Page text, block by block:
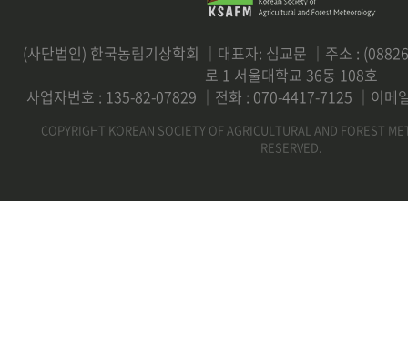
(사단법인) 한국농림기상학회 ｜대표자: 심교문 ｜주소 :
로 1 서울대학교 36동 108호
사업자번호 : 135-82-07829 ｜전화 : 070-4417-7125 ｜이
COPYRIGHT KOREAN SOCIETY OF AGRICULTURAL AND FOREST
RESERVED.